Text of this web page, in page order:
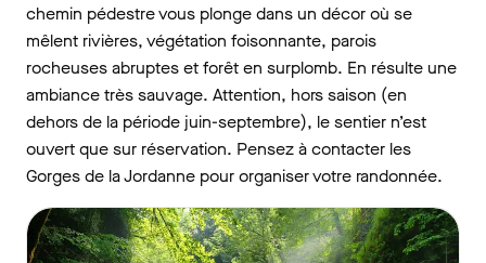
chemin pédestre vous plonge dans un décor où se
mêlent rivières, végétation foisonnante, parois
rocheuses abruptes et forêt en surplomb. En résulte une
ambiance très sauvage. Attention, hors saison (en
dehors de la période juin-septembre), le sentier n’est
ouvert que sur réservation. Pensez à contacter les
Gorges de la Jordanne pour organiser votre randonnée.